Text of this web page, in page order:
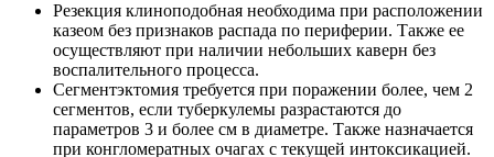
Резекция клиноподобная необходима при расположении
казеом без признаков распада по периферии. Также ее
осуществляют при наличии небольших каверн без
воспалительного процесса.
Сегментэктомия требуется при поражении более, чем 2
сегментов, если туберкулемы разрастаются до
параметров 3 и более см в диаметре. Также назначается
при конгломератных очагах с текущей интоксикацией.